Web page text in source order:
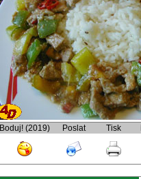
Boduj! (2019) Poslat Tisk